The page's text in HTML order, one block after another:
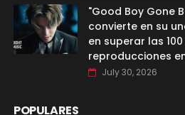
"Good Boy Gone
convierte en su
en superar las
reproducciones
July 30, 2026
POPULARES